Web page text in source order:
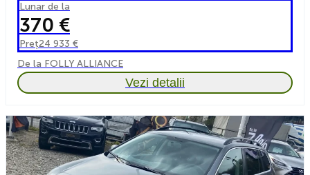
Lunar de la
370 €
Preț24 933 €
De la FOLLY ALLIANCE
Vezi detalii